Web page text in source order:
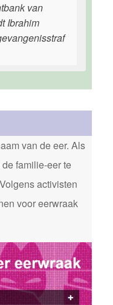
van
Ibrahim
van de eer. Als
familie-eer te
activisten
voor eerwraak